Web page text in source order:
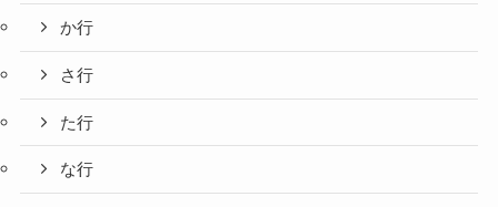
か行
さ行
た行
な行